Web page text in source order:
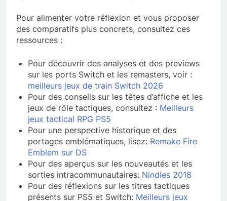
Pour alimenter votre réflexion et vous proposer
des comparatifs plus concrets, consultez ces
ressources :
Pour découvrir des analyses et des previews
sur les ports Switch et les remasters, voir :
meilleurs jeux de train Switch 2026
Pour des conseils sur les têtes d’affiche et les
jeux de rôle tactiques, consultez : Meilleurs
jeux tactical RPG PS5
Pour une perspective historique et des
portages emblématiques, lisez: Remake Fire
Emblem sur DS
Pour des aperçus sur les nouveautés et les
sorties intracommunautaires: Nindies 2018
Pour des réflexions sur les titres tactiques
présents sur PS5 et Switch: Meilleurs jeux